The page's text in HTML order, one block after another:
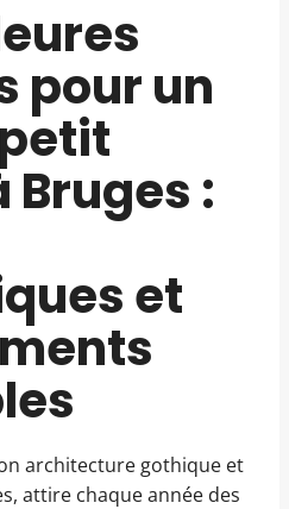
pour un
:
et
architecture gothique et
attire chaque année des